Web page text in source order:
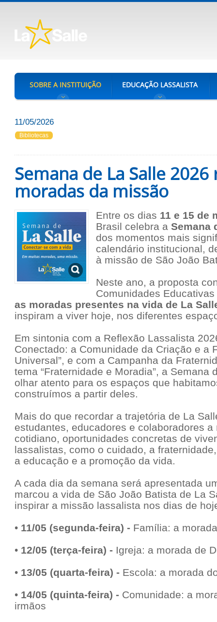
SOBRE A INSTITUIÇÃO EDUCAÇÃO LASSALISTA
11/05/2026
Bibliotecas
Semana de La Salle
moradas da missão
Entre os dias 11 e 15 de
Brasil celebra a Semana
dos momentos mais
calendário institucional,
à missão de São João
Neste ano, a proposta
Comunidades
as moradas presentes na vida de La
inspiram a viver hoje, nos diferentes
Em sintonia com a Reflexão Lassalista
Conectado: a Comunidade da Criação e a
Universal”, e com a Campanha da
tema “Fraternidade e Moradia”, a Semana
olhar atento para os espaços que
construímos a partir deles.
Mais do que recordar a trajetória de La
estudantes, educadores e colaboradores
cotidiano, oportunidades concretas de
lassalistas, como o cuidado, a
a educação e a promoção da vida.
A cada dia da semana será apresentada
marcou a vida de São João Batista de La
inspirar a missão lassalista nos dias de
• 11/05 (segunda-feira) - Família: a
• 12/05 (terça-feira) - Igreja: a morada de
• 13/05 (quarta-feira) - Escola: a morada
• 14/05 (quinta-feira) - Comunidade: a
irmãos